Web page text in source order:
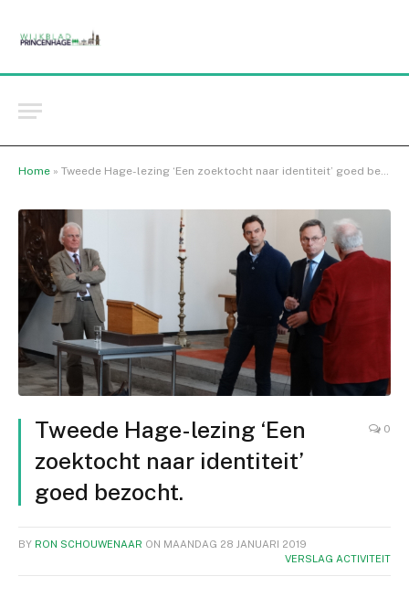
Home » Tweede Hage-lezing ‘Een zoektocht naar identiteit’ goed bezocht.
Tweede Hage-lezing ‘Een
zoektocht naar identiteit’
goed bezocht.
0
BY RON SCHOUWENAAR ON MAANDAG 28 JANUARI 2019
VERSLAG ACTIVITEIT